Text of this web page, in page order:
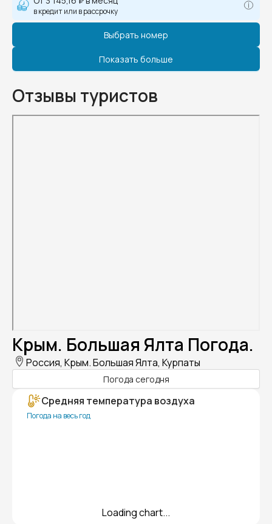
в кредит или в рассрочку
Выбрать номер
Показать больше
Отзывы туристов
Крым. Большая Ялта Погода.
Россия, Крым. Большая Ялта, Курпаты
Погода сегодня
Средняя температура воздуха
Погода на весь год
Loading chart...